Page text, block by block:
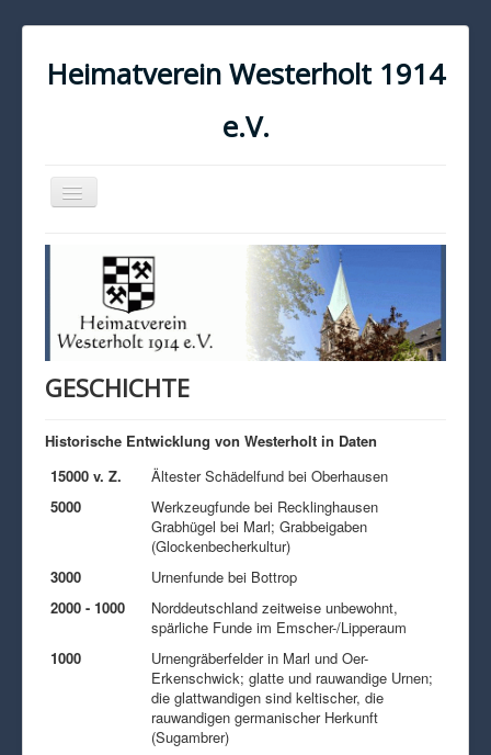
Heimatverein Westerholt 1914
e.V.
Navigation
an/aus
KONTAKT
IMPRESSUM
DATENSCHUTZ
GESCHICHTE
Historische Entwicklung von Westerholt in Daten
15000 v. Z.
Ältester Schädelfund bei Oberhausen
5000
Werkzeugfunde bei Recklinghausen
Grabhügel bei Marl; Grabbeigaben
(Glockenbecherkultur)
3000
Urnenfunde bei Bottrop
2000 - 1000
Norddeutschland zeitweise unbewohnt,
spärliche Funde im Emscher-/Lipperaum
1000
Urnengräberfelder in Marl und Oer-
Erkenschwick; glatte und rauwandige Urnen;
die glattwandigen sind keltischer, die
rauwandigen germanischer Herkunft
(Sugambrer)